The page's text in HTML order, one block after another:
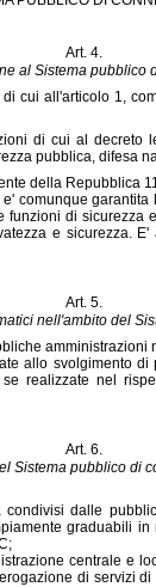
Art. 4.
al Sistema pubblico
cui all'articolo 1,
di cui al decreto
pubblica, difesa
della Repubblica
comunque
di sicurezza
e sicurezza.
Art. 5.
nell'ambito del
allo svolgimento
realizzate nel
Art. 6.
Sistema pubblico di
dalle
graduabili
centrale e
di servizi